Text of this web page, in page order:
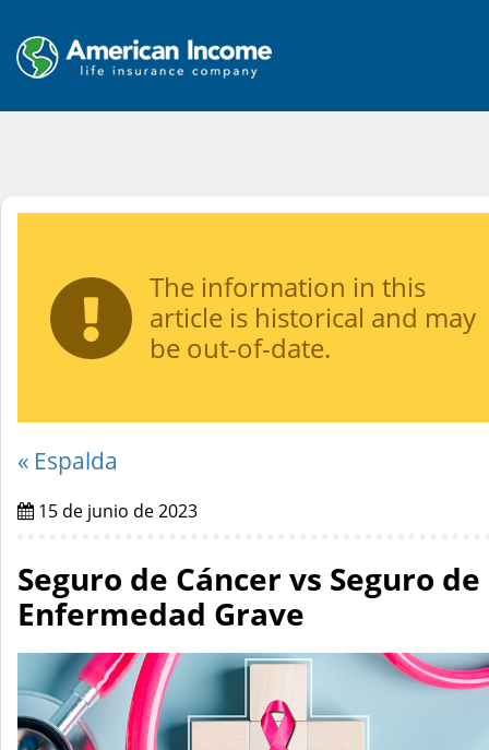
The information in this
article is historical and may
be out-of-date.
« Espalda
15 de junio de 2023
Seguro de Cáncer vs Seguro de
Enfermedad Grave